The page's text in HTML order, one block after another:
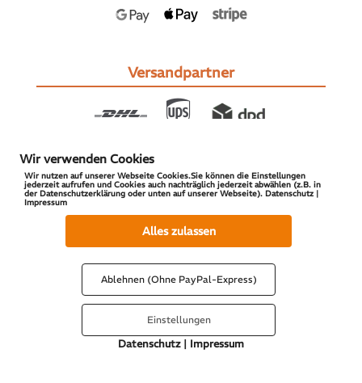
Versandpartner
© 2026 S-PARTS | All Rights Reserved
Vertrag widerrufen
Wir verwenden Cookies
Wir nutzen auf unserer Webseite Cookies.Sie können die Einstellungen
jederzeit aufrufen und Cookies auch nachträglich jederzeit abwählen (z.B. in
der Datenschutzerklärung oder unten auf unserer Webseite). Datenschutz |
Impressum
Alles zulassen
Ablehnen (Ohne PayPal-Express)
Einstellungen
Datenschutz| Impressum